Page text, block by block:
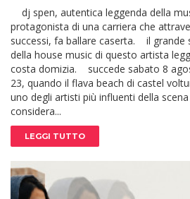
dj spen, autentica leggenda della
protagonista di una carriera che
successi, fa ballare caserta. il grande
della house music di questo artista
costa domizia. succede sabato 8
23, quando il flava beach di castel
uno degli artisti più influenti della
considera...
LEGGI TUTTO